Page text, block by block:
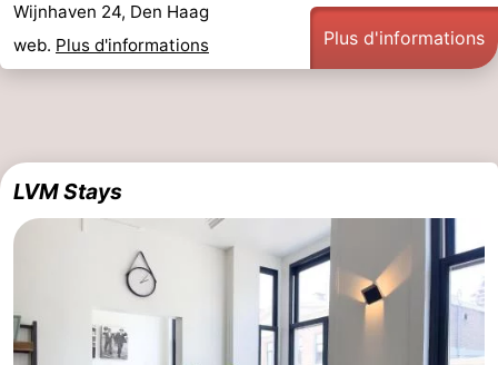
Wijnhaven 24, Den Haag
web. Plus d'informations Plus d'informations
LVM Stays